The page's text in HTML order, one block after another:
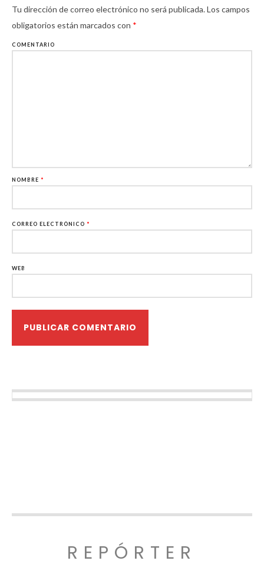
Tu dirección de correo electrónico no será publicada.Los campos
obligatorios están marcados con *
COMENTARIO
NOMBRE *
CORREO ELECTRÓNICO *
WEB
REPÓRTER